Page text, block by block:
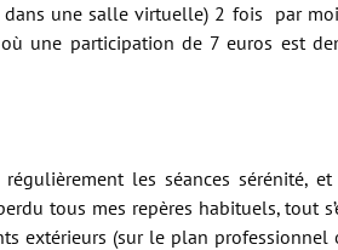
dans une salle virtuelle) 2 fois par
une participation de 7 euros est
les séances sérénité, et
perdu tous mes repères habituels, tout
extérieurs (sur le plan professionnel